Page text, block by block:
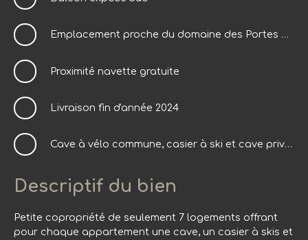
Emplacement proche du domaine des Portes du soleil
Proximité navette gratuite
Livraison fin d'année 2024
Cave à vélo commune, casier à ski et cave privative
Descriptif du bien
Petite copropriété de seulement 7 logements offrant
pour chaque appartement une cave, un casier à skis et